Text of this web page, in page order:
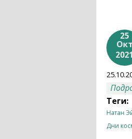
25
Окт
2021
Теги:
Натан
Дни